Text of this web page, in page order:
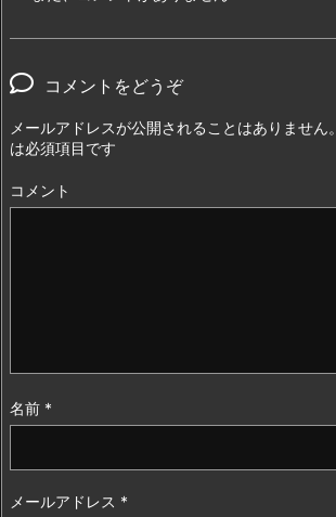
コメントをどうぞ
メールアドレスが公開されることはありません。
は必須項目です
コメント
名前 *
メールアドレス *